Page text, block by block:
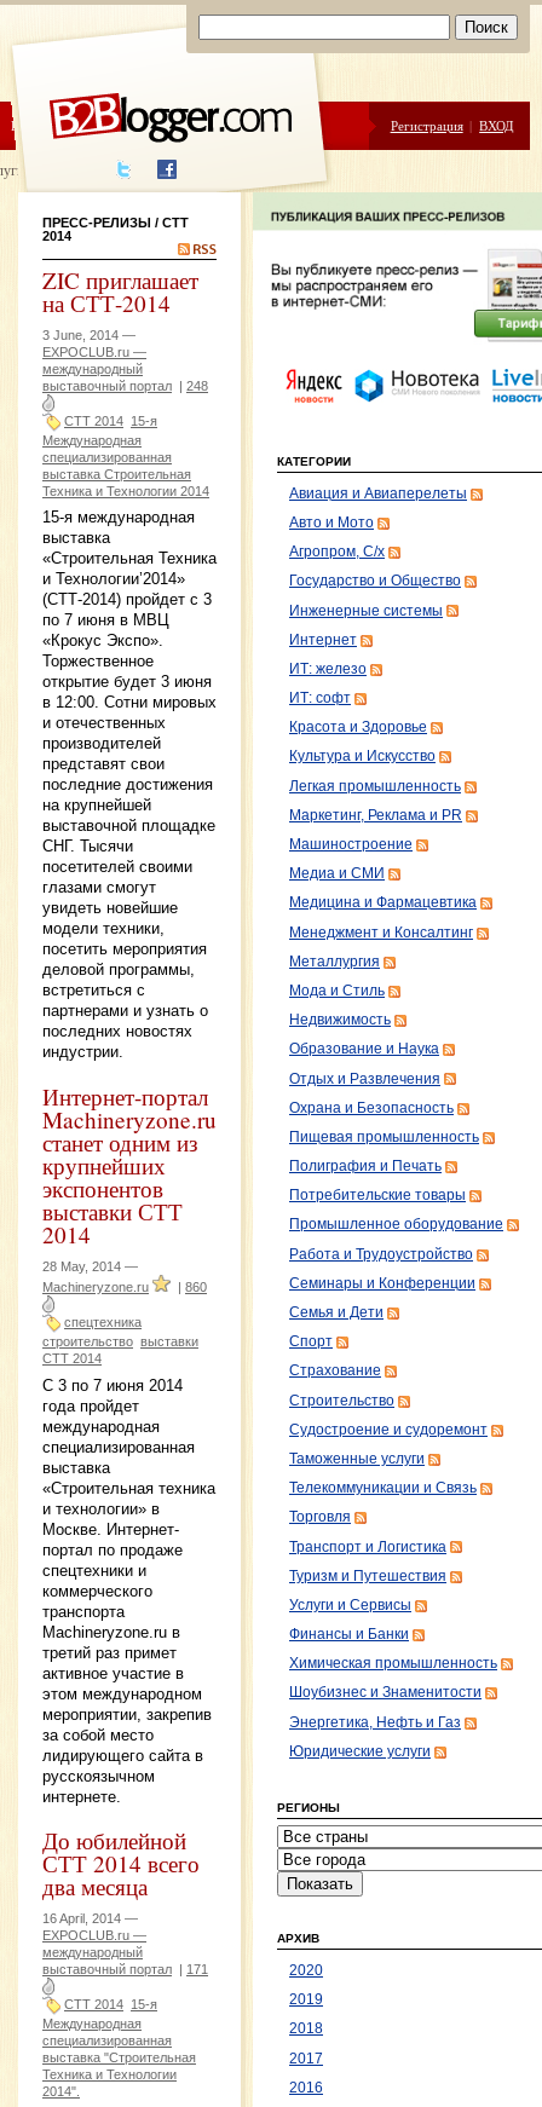
ЦЕНЫ ПОМОЩЬ Регистрация | ВХОД
написания
ПРЕСС-РЕЛИЗЫ / СТТ
2014
ZIC приглашает
на СТТ-2014
3 June, 2014 —
EXPOCLUB.ru —
международный
выставочный портал | 248
СТТ 2014 15-я
Международная
специализированная
выставка Строительная
Техника и Технологии 2014
15-я международная
выставка
«Строительная Техника
и Технологии’2014»
(СТТ-2014) пройдет с 3
по 7 июня в МВЦ
«Крокус Экспо».
Торжественное
открытие будет 3 июня
в 12:00. Сотни мировых
и отечественных
производителей
представят свои
последние достижения
на крупнейшей
выставочной площадке
СНГ. Тысячи
посетителей своими
глазами смогут
увидеть новейшие
модели техники,
посетить мероприятия
деловой программы,
встретиться с
партнерами и узнать о
последних новостях
индустрии.
Интернет-портал
Machineryzone.ru
станет одним из
крупнейших
экспонентов
выставки СТТ
2014
28 May, 2014 —
Machineryzone.ru
| 860
спецтехника
строительство выставки
СТТ 2014
С 3 по 7 июня 2014
года пройдет
международная
специализированная
выставка
«Строительная техника
и технологии» в
Москве. Интернет-
портал по продаже
спецтехники и
коммерческого
транспорта
Machineryzone.ru в
третий раз примет
активное участие в
этом международном
мероприятии, закрепив
за собой место
лидирующего сайта в
русскоязычном
интернете.
До юбилейной
СТТ 2014 всего
два месяца
16 April, 2014 —
EXPOCLUB.ru —
международный
выставочный портал
171
СТТ 2014 15-я
Международная
специализированная
выставка "Строительная
Техника и Технологии
2014".
КАТЕГОРИИ
Авиация и Авиаперелеты
Авто и Мото
Агропром, С/х
Государство и Общество
Инженерные системы
Интернет
ИТ: железо
ИТ: софт
Красота и Здоровье
Культура и Искусство
Легкая промышленность
Маркетинг, Реклама и PR
Машиностроение
Медиа и СМИ
Медицина и Фармацевтика
Менеджмент и Консалтинг
Металлургия
Мода и Стиль
Недвижимость
Образование и Наука
Отдых и Развлечения
Охрана и Безопасность
Пищевая промышленность
Полиграфия и Печать
Потребительские товары
Промышленное оборудование
Работа и Трудоустройство
Семинары и Конференции
Семья и Дети
Спорт
Страхование
Строительство
Судостроение и судоремонт
Таможенные услуги
Телекоммуникации и Связь
Торговля
Транспорт и Логистика
Туризм и Путешествия
Услуги и Сервисы
Финансы и Банки
Химическая промышленность
Шоубизнес и Знаменитости
Энергетика, Нефть и Газ
Юридические услуги
РЕГИОНЫ
АРХИВ
2020
2019
2018
2017
2016